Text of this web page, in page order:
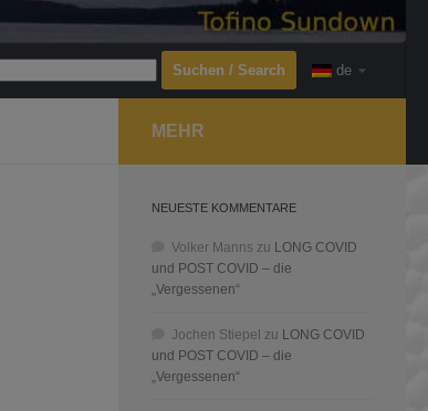
de
MEHR
NEUESTE KOMMENTARE
Volker Manns zu LONG COVID
und POST COVID – die
„Vergessenen“
Jochen Stiepel zu LONG COVID
und POST COVID – die
„Vergessenen“